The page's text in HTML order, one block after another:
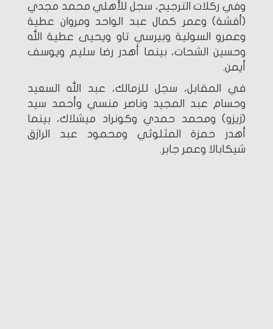
وفي ركلات الترجيح، سجل للأهلي محمد مجدي
(أفشة) وعمر كمال عبد الواحد ومروان عطية
وعمرو السولية وبيرسي تاو ويحيى عطية الله
وحسين الشحات، بينما أهدر رضا سليم ويوسف
أيمن.
في المقابل، سجل للزمالك، عبد الله السعيد
وحسام عبد المجيد وناصر منسي وأحمد سيد
(زيزو) ومحمد حمدي وكونراد ميشلاك، بينما
أهدر حمزة المثلوثي ومحمود عبد الرازق
شيكابالا وعمر جابر.